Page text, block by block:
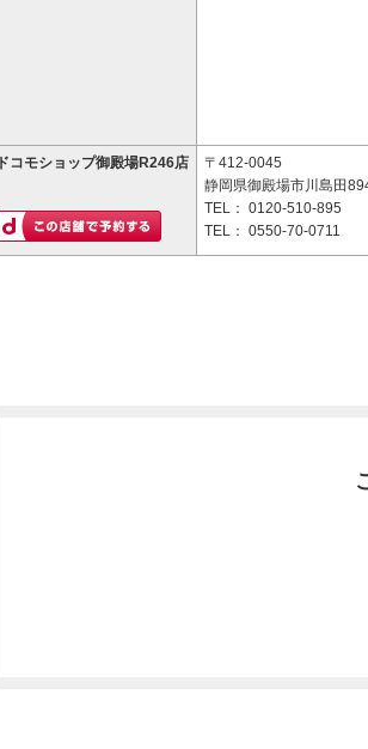
ドコモショップ御殿場R246店
〒412-0045
静岡県御殿場市川島田
TEL： 0120-510-895
TEL： 0550-70-0711